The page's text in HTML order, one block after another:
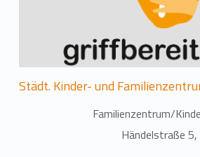
Städt. Kinder- und
Familienzentrum/
Händelstraße